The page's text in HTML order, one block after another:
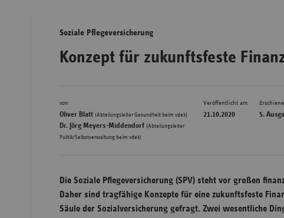
Hessen
Soziale Pflegeversicherung
Konzept für zukunftsfeste
von
Oliver Blatt (Abteilungsleiter Gesundheit beim vdek)
Dr. Jörg Meyers-Middendorf (Abteilungsleiter
Politik/Selbstverwaltung beim vdek)
Veröffentlicht am
21.10.2020 5.
Die Soziale Pflegeversicherung (SPV) steht vor großen
Daher sind tragfähige Konzepte für eine zukunftsfeste
Säule der Sozialversicherung gefragt. Zwei wesentliche